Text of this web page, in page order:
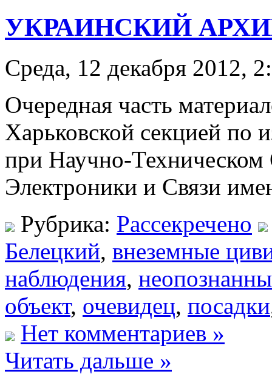
УКРАИНСКИЙ
Среда, 12 декабря 2012,
Очередная часть
Харьковской секцией по
при Научно-
Электроники и Связи
Рубрика: Рассекречено
Белецкий, внеземные
наблюдения,
объект, очевидец, посадки
Нет комментариев »
Читать дальше »